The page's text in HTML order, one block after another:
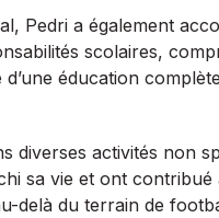
Pedri a également
scolaires,
éducation
diverses activités non
sa vie et ont contribué
delà du terrain de